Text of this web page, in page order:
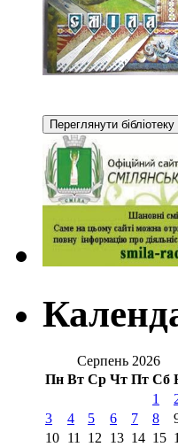
Серпень 2026
Пн Вт Ср Чт Пт Сб
1
3
4 5 6 7 8
10 11 12 13 14 15